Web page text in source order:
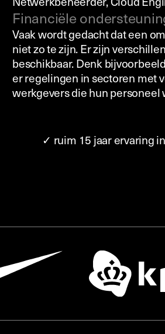
Financiële
Vaak wordt gedacht dat een
niet zo te zijn. Er zijn
beschikbaar. Denk
er regelingen in sectoren met
werkgevers die hun
✓ ruim 15 jaar ervaring